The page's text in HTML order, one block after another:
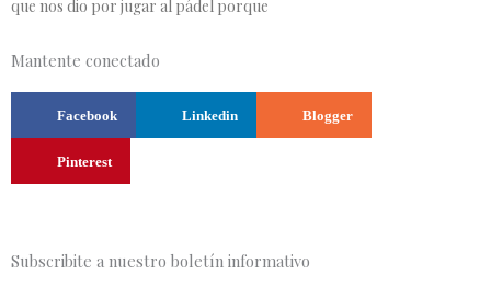
que nos dio por jugar al pádel porque
Mantente conectado
Facebook Linkedin Blogger
Pinterest
Subscribite a nuestro boletín informativo